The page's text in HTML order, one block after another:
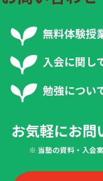
無料体験授
入会に関し
勉強につい
お気軽にお問
※ 当塾の資料・入会